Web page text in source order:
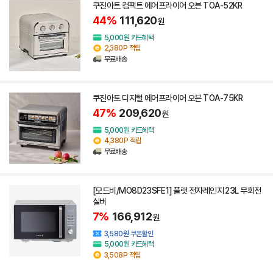
쿠진아트 컴팩트 에어프라이어 오븐 TOA-52KR
44% 111,620원
5,000원 카드혜택
2,380P 적립
무료배송
쿠진아트 디지털 에어프라이어 오븐 TOA-75KR
47% 209,620원
5,000원 카드혜택
4,380P 적립
무료배송
[모드비/MO8D23SFE1] 플랫 전자레인지 23L 무회전
실버
7% 166,912원
3,580원 쿠폰할인
5,000원 카드혜택
3,508P 적립